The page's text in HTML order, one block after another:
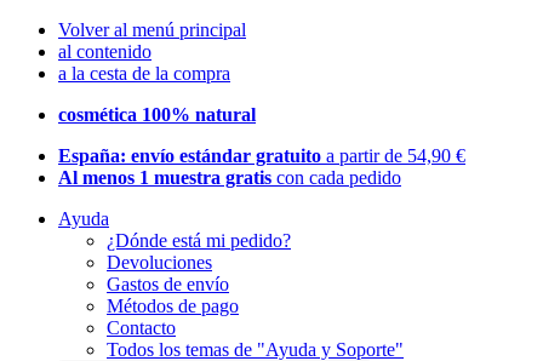
Volver al menú principal
al contenido
a la cesta de la compra
cosmética 100% natural
España: envío estándar gratuito a partir de 54,90 €
Al menos 1 muestra gratis con cada pedido
Ayuda
¿Dónde está mi pedido?
Devoluciones
Gastos de envío
Métodos de pago
Contacto
Todos los temas de "Ayuda y Soporte"